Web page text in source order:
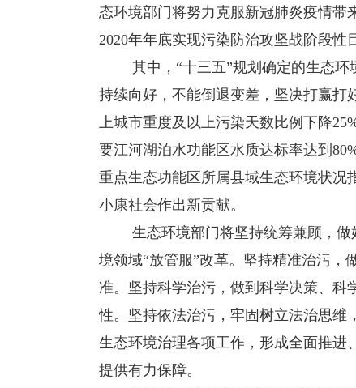
态环境部门将努力克服新冠肺炎疫情带
2020年年底实现污染防治攻坚战阶段性
其中，“十三五”规划确定的生态环
持续向好，不能倒退变差，坚决打赢打
上城市重度及以上污染天数比例下降
要江河湖泊水功能区水质达标率达到
重点生态功能区所属县域生态环境状况
小康社会作出新贡献。
生态环境部门将坚持统筹兼顾，做
境领域“放管服”改革。坚持精准治污
准。坚持科学治污，做到科学决策、科
性。坚持依法治污，牢固树立法治思维
生态环境治理各项工作，形成全面推进
提供有力保障。